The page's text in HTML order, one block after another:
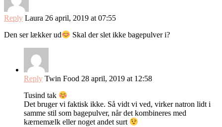
Reply Laura 26 april, 2019 at 07:55
Den ser lækker ud Skal der slet ikke bagepulver i?
Reply Twin Food 28 april, 2019 at 12:58
Tusind tak
Det bruger vi faktisk ikke. Så vidt vi ved, virker natron lidt i
samme stil som bagepulver, når det kombineres med
kærnemælk eller noget andet surt